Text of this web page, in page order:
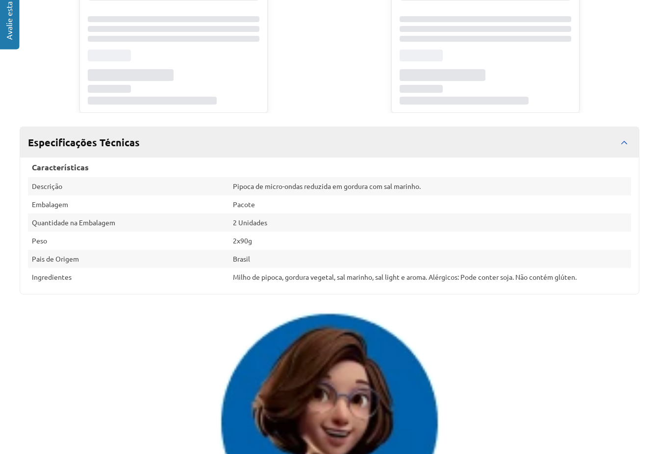
Especificações Técnicas
Características
Descrição Pipoca de micro-ondas reduzida em gordura com sal marinho.
Embalagem Pacote
Quantidade na Embalagem 2 Unidades
Peso 2x90g
Pais de Origem Brasil
Ingredientes Milho de pipoca, gordura vegetal, sal marinho, sal light e aroma. Alérgicos: Pode conter soja. Não contém glúten.